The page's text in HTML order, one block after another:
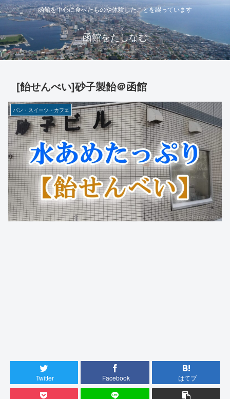
函館を中心に食べたものや体験したことを綴っています
函館をたしなむ
[飴せんべい]砂子製飴＠函館
パン・スイーツ・カフェ
Twitter Facebook はてブ